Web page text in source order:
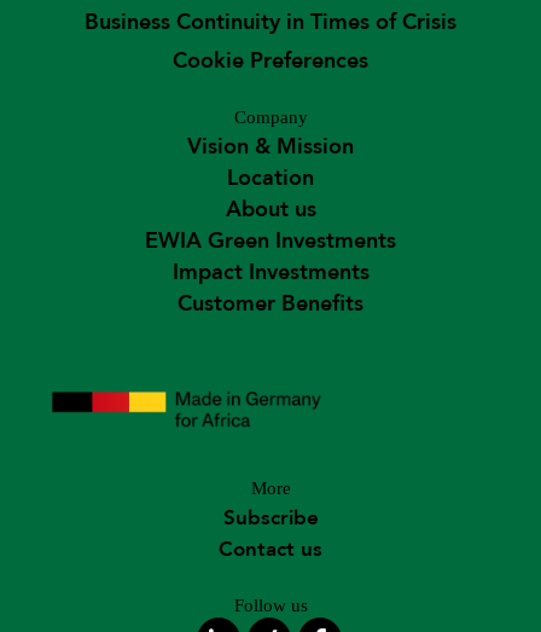
Business Continuity in Times of Crisis
Cookie Preferences
Company
Vision & Mission
Location
About us
EWIA Green Investments
Impact Investments
Customer Benefits
More
Subscribe
Contact us
Follow us